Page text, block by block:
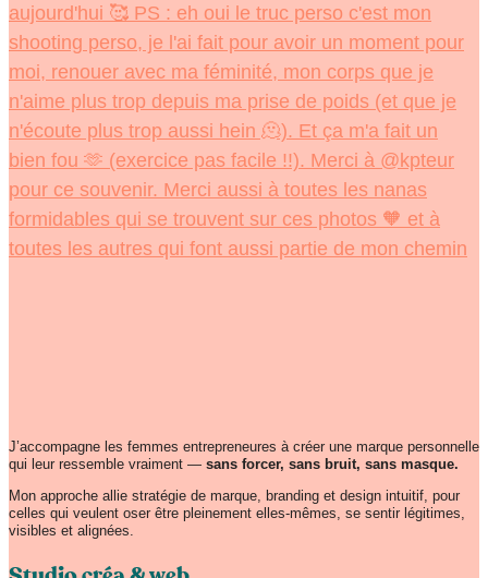
J’accompagne les femmes entrepreneures à créer une marque personnelle
qui leur ressemble vraiment — sans forcer, sans bruit, sans masque.
Mon approche allie stratégie de marque, branding et design intuitif, pour
celles qui veulent oser être pleinement elles-mêmes, se sentir légitimes,
visibles et alignées.